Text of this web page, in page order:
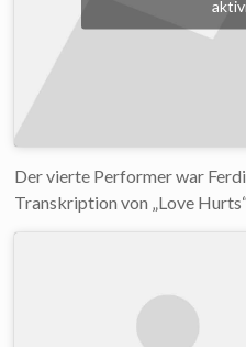
Der vierte Performer war
Transkription von „Love